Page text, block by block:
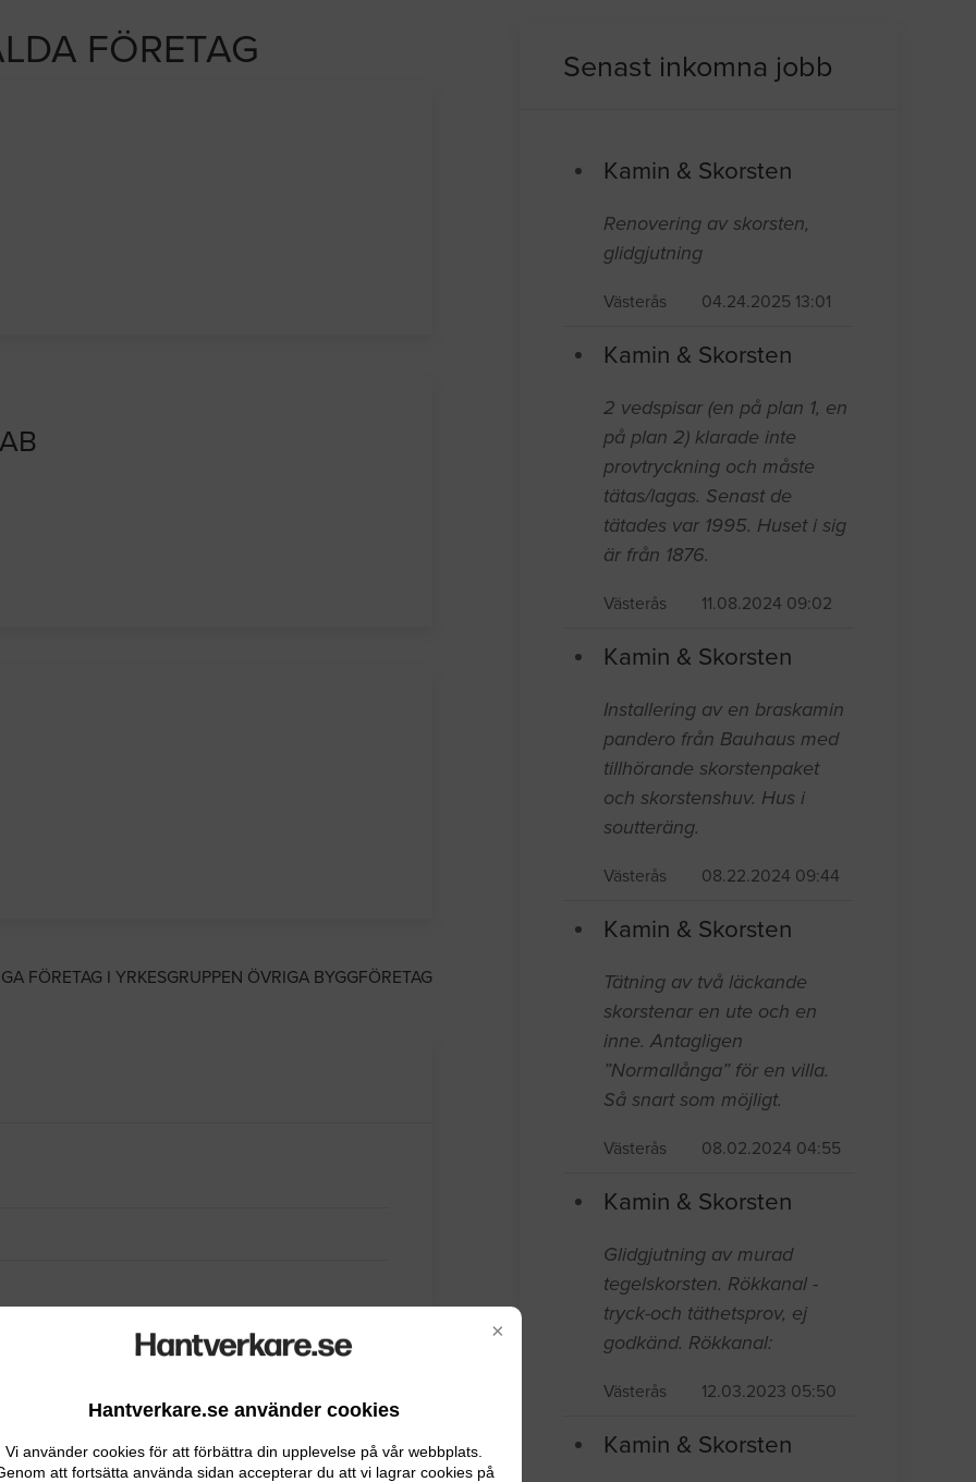
×
Hantverkare.se använder cookies
Vi använder cookies för att förbättra din upplevelse på vår webbplats.
att fortsätta använda sidan accepterar du att vi lagrar cookies på
FÖRETAG
FÖRETAG I YRKESGRUPPEN ÖVRIGA BYGGFÖRETAG
Senast inkomna jobb
Kamin & Skorsten
Renovering av skorsten,
glidgjutning
Västerås 04.24.2025 13:01
Kamin & Skorsten
2 vedspisar (en på plan 1, en
på plan 2) klarade inte
provtryckning och måste
tätas/lagas. Senast de
tätades var 1995. Huset i sig
är från 1876.
Västerås 11.08.2024 09:02
Kamin & Skorsten
Installering av en braskamin
pandero från Bauhaus med
tillhörande skorstenpaket
och skorstenshuv. Hus i
soutteräng.
Västerås 08.22.2024 09:44
Kamin & Skorsten
Tätning av två läckande
skorstenar en ute och en
inne. Antagligen
”Normallånga” för en villa.
Så snart som möjligt.
Västerås 08.02.2024 04:55
Kamin & Skorsten
Glidgjutning av murad
tegelskorsten. Rökkanal -
tryck-och täthetsprov, ej
godkänd. Rökkanal:
Västerås 12.03.2023 05:50
Kamin & Skorsten